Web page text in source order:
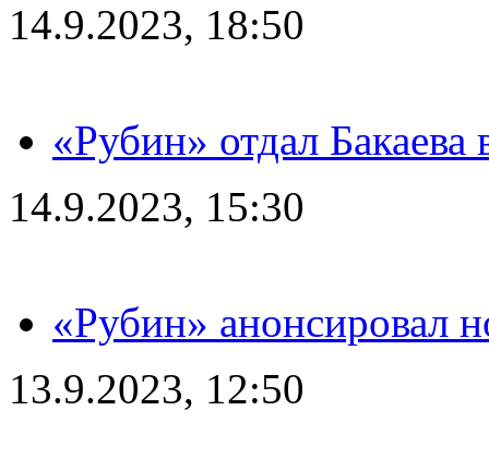
14.9.2023, 18:50
«Рубин» отдал
14.9.2023, 15:30
«Рубин» анонсировал
13.9.2023, 12:50